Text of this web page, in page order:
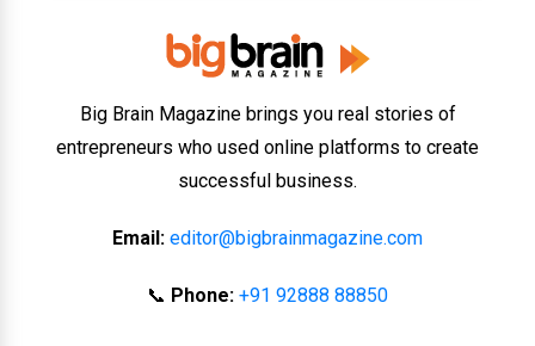
Big Brain Magazine brings you real stories of
entrepreneurs who used online platforms to create
successful business.
Email: editor@bigbrainmagazine.com
📞 Phone: +91 92888 88850